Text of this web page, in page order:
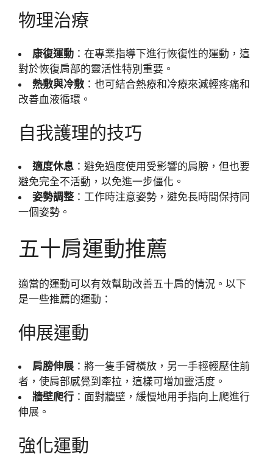
物理治療
康復運動 ：在專業指導下進行恢復性的運動，這
對於恢復肩部的靈活性特別重要。
熱敷與冷敷 ：也可結合熱療和冷療來減輕疼痛和
改善血液循環。
自我護理的技巧
適度休息 ：避免過度使用受影響的肩膀，但也要
避免完全不活動，以免進一步僵化。
姿勢調整 ：工作時注意姿勢，避免長時間保持同
一個姿勢。
五十肩運動推薦
適當的運動可以有效幫助改善五十肩的情況。以下
是一些推薦的運動：
伸展運動
肩膀伸展 ：將一隻手臂橫放，另一手輕輕壓住前
者，使肩部感覺到牽拉，這樣可增加靈活度。
牆壁爬行 ：面對牆壁，緩慢地用手指向上爬進行
伸展。
強化運動